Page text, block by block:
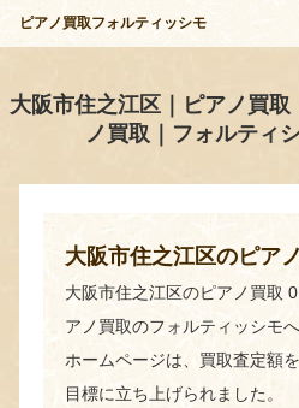
ピアノ買取フォルティッシモ
大阪市住之江区｜ピアノ買
ノ買取｜フォルティ
大阪市住之江区のピア
大阪市住之江区のピアノ買
アノ買取のフォルティッシモ
ホームページは、買取査定額
目標に立ち上げられました。